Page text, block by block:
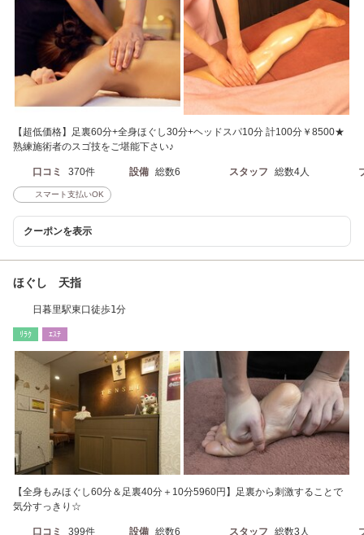
【超低価格】足裏60分+全身ほぐし30分+ヘッドスパ10分 計100分￥8500★
熟練施術者のスゴ技をご堪能下さい♪
口コミ 370件 設備 総数6 スタッフ 総数4人
スマート支払いOK
クーポンを表示
ほぐし 天指
日暮里駅東口徒歩1分
ﾘﾗｸ ｴｽﾃ
【全身もみほぐし60分＆足裏40分＋10分5960円】足裏から刺激することで
気分すっきり☆
口コミ 399件 設備 総数6 スタッフ 総数3人